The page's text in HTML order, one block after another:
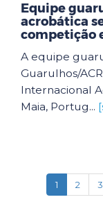
Equipe
acrobática
competição
A equipe
Guarulhos/
Internacional
Maia, Portug...
1(current)
2 3